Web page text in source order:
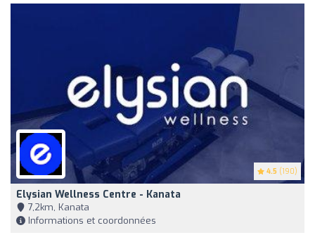
4.5 (190)
Elysian Wellness Centre - Kanata
7,2km, Kanata
Informations et coordonnées